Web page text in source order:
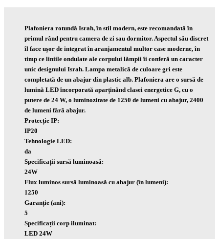
Plafoniera rotundă Israh, în stil modern, este recomandată în
primul rând pentru camera de zi sau dormitor. Aspectul său discret
îl face ușor de integrat în aranjamentul multor case moderne, în
timp ce liniile ondulate ale corpului lămpii îi conferă un caracter
unic designului Israh. Lampa metalică de culoare gri este
completată de un abajur din plastic alb. Plafoniera are o sursă de
lumină LED încorporată aparținând clasei energetice G, cu o
putere de 24 W, o luminozitate de 1250 de lumeni cu abajur, 2400
de lumeni fără abajur.
Protecție IP:
IP20
Tehnologie LED:
da
Specificații sursă luminoasă:
24W
Flux luminos sursă luminoasă cu abajur (în lumeni):
1250
Garanție (ani):
5
Specificații corp iluminat:
LED 24W